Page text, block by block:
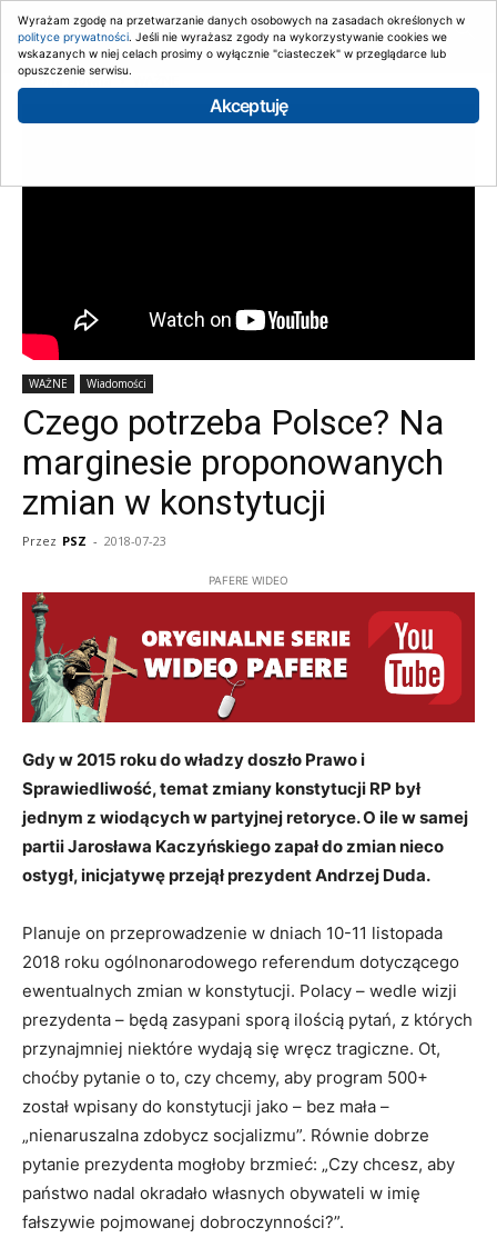
Strona główna
WAŻNE Wiadomości
Czego potrzeba Polsce? Na
marginesie proponowanych
zmian w konstytucji
Przez PSZ - 2018-07-23
PAFERE WIDEO
Gdy w 2015 roku do władzy doszło Prawo i
Sprawiedliwość, temat zmiany konstytucji RP był
jednym z wiodących w partyjnej retoryce. O ile w samej
partii Jarosława Kaczyńskiego zapał do zmian nieco
ostygł, inicjatywę przejął prezydent Andrzej Duda.
Planuje on przeprowadzenie w dniach 10-11 listopada
2018 roku ogólnonarodowego referendum dotyczącego
ewentualnych zmian w konstytucji. Polacy – wedle wizji
prezydenta – będą zasypani sporą ilością pytań, z których
przynajmniej niektóre wydają się wręcz tragiczne. Ot,
choćby pytanie o to, czy chcemy, aby program 500+
został wpisany do konstytucji jako – bez mała –
„nienaruszalna zdobycz socjalizmu”. Równie dobrze
pytanie prezydenta mogłoby brzmieć: „Czy chcesz, aby
państwo nadal okradało własnych obywateli w imię
fałszywie pojmowanej dobroczynności?”.
Wyrażam zgodę na przetwarzanie danych osobowych na zasadach określonych w
polityce prywatności. Jeśli nie wyrażasz zgody na wykorzystywanie cookies we
wskazanych w niej celach prosimy o wyłącznie "ciasteczek" w przeglądarce lub
opuszczenie serwisu.
Akceptuję